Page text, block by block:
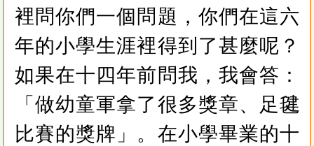
裡問你們一個問題，你們在這六
年的小學生涯裡得到了甚麼呢？
如果在十四年前問我，我會答：
「做幼童軍拿了很多獎章、足毽
比賽的獎牌」。在小學畢業的十